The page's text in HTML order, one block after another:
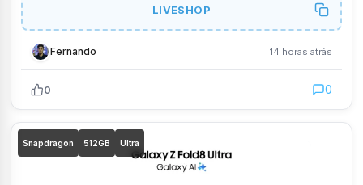
LIVESHOP
Fernando 14 horas atrás
0 0
Snapdragon 512GB Ultra